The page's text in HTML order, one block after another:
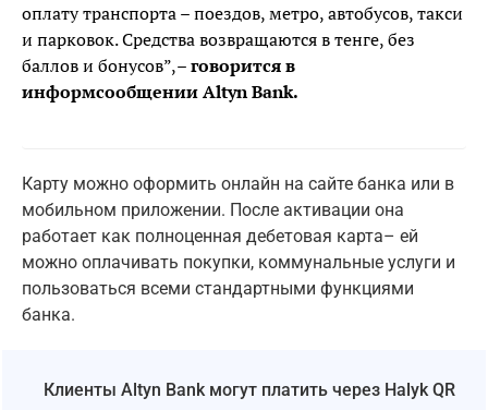
оплату транспорта – поездов, метро, автобусов, такси
и парковок. Средства возвращаются в тенге, без
баллов и бонусов”,– говорится в
информсообщении Altyn Bank.
Карту можно оформить онлайн на сайте банка или в
мобильном приложении. После активации она
работает как полноценная дебетовая карта– ей
можно оплачивать покупки, коммунальные услуги и
пользоваться всеми стандартными функциями
банка.
Клиенты Altyn Bank могут платить через Halyk QR